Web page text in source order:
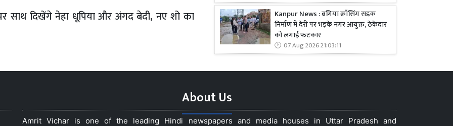
साथ दिखेंगे नेहा धूपिया और अंगद बेदी, नए शो का
Kanpur News : बगिया क्रॉसिंग सड़क
निर्माण में देरी पर भड़के नगर आयुक्त, ठेकेदार
को लगाई फटकार
07 Aug 2026 21:03:11
About Us
Amrit Vichar is one of the leading Hindi newspapers and media houses in Uttar Pradesh and